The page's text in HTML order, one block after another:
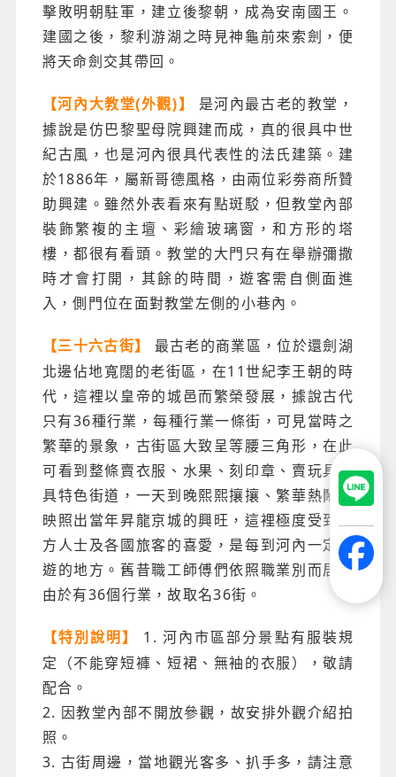
擊敗明朝駐軍，建立後黎朝，成為安南國王。
建國之後，黎利游湖之時見神龜前來索劍，便
將天命劍交其帶回。
【河內大教堂(外觀)】
是河內最古老的教堂，
據說是仿巴黎聖母院興建而成，真的很具中世
紀古風，也是河內很具代表性的法氏建築。建
於1886年，屬新哥德風格，由兩位彩劵商所贊
助興建。雖然外表看來有點斑駁，但教堂內部
裝飾繁複的主壇、彩繪玻璃窗，和方形的塔
樓，都很有看頭。教堂的大門只有在舉辦彌撒
時才會打開，其餘的時間，遊客需自側面進
入，側門位在面對教堂左側的小巷內。
【三十六古街】
最古老的商業區，位於還劍湖
北邊佔地寬闊的老街區，在11世紀李王朝的時
代，這裡以皇帝的城邑而繁榮發展，據說古代
只有36種行業，每種行業一條街，可見當時之
繁華的景象，古街區大致呈等腰三角形，在此
可看到整條賣衣服、水果、刻印章、賣玩具等
具特色街道，一天到晚熙熙攘攘、繁華熱鬧、
映照出當年昇龍京城的興旺，這裡極度受到西
方人士及各國旅客的喜愛，是每到河內一定必
遊的地方。舊昔職工師傅們依照職業別而居，
由於有36個行業，故取名36街。
【特別說明】
1. 河內市區部分景點有服裝規
定（不能穿短褲、短裙、無袖的衣服），敬請
配合。
2. 因教堂內部不開放參觀，故安排外觀介紹拍
照。
3. 古街周邊，當地觀光客多、扒手多，請注意